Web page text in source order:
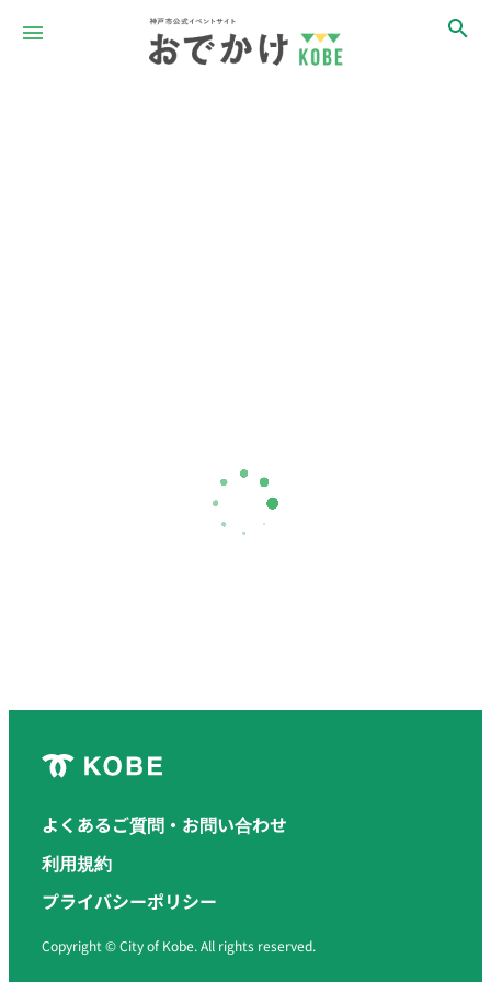
よくあるご質問・お問い合わせ
利用規約
プライバシーポリシー
Copyright © City of Kobe. All rights reserved.